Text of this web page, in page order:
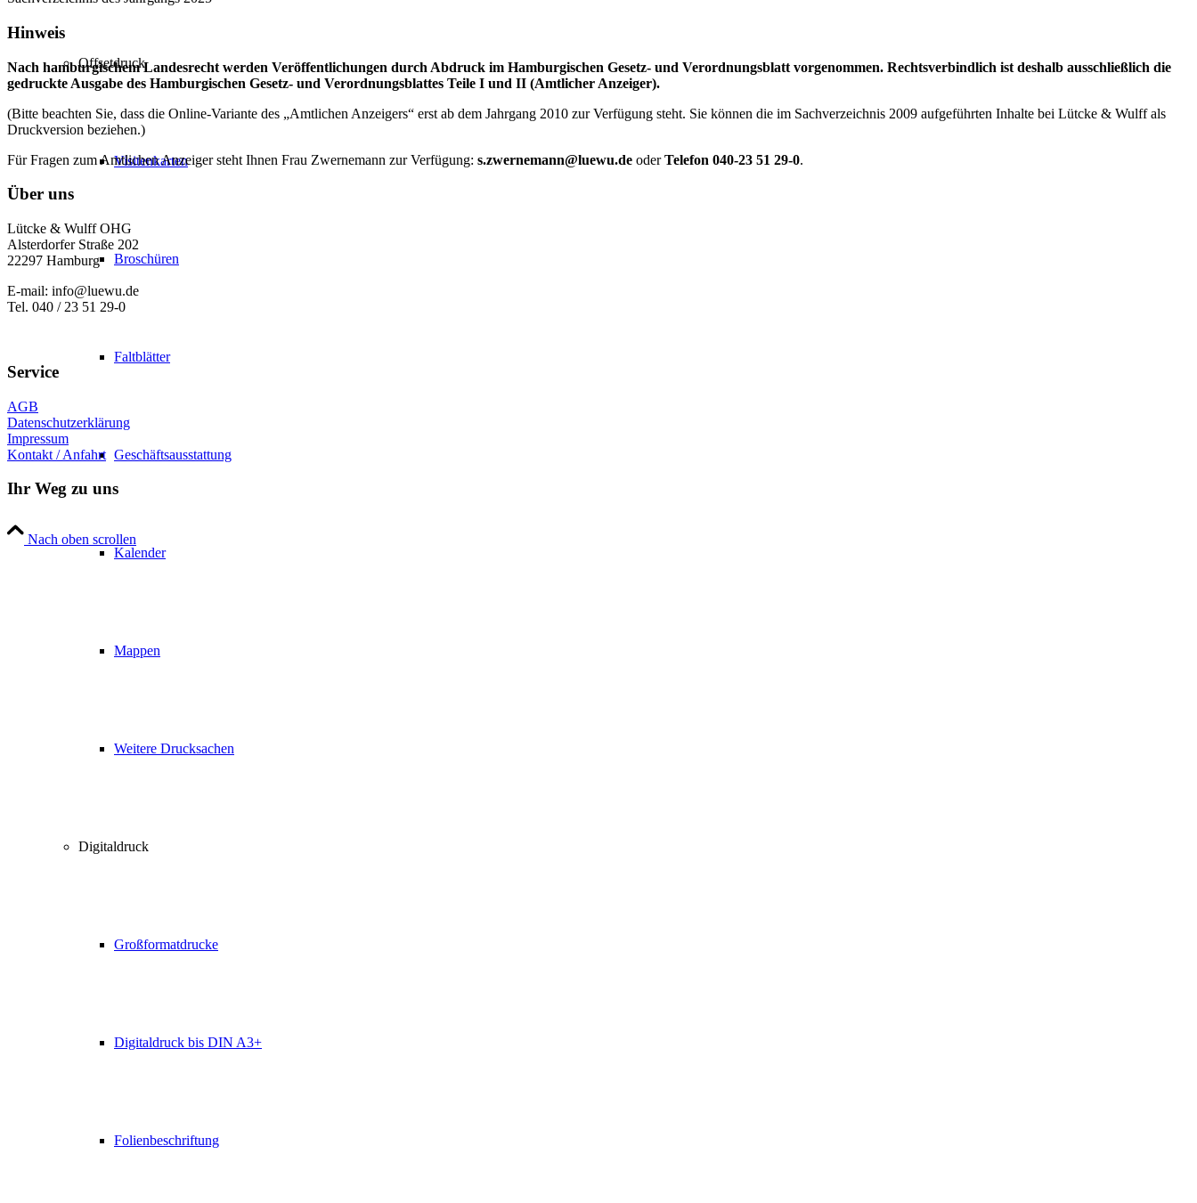
Offsetdruck
Visitenkarten
Broschüren
Faltblätter
Geschäftsausstattung
Kalender
Mappen
Weitere Drucksachen
Digitaldruck
Großformatdrucke
Digitaldruck bis DIN A3+
Folienbeschriftung
Hinweis
Nach hamburgischem Landesrecht werden Veröffentlichungen durch Abdruck im Hamburgischen Gesetz- und Verordnungsblatt vorgenommen. Rechtsverbindlich ist deshalb ausschließlich die
gedruckte Ausgabe des Hamburgischen Gesetz- und Verordnungsblattes Teile I und II (Amtlicher Anzeiger).
(Bitte beachten Sie, dass die Online-Variante des „Amtlichen Anzeigers“ erst ab dem Jahrgang 2010 zur Verfügung steht. Sie können die im Sachverzeichnis 2009 aufgeführten Inhalte bei Lütcke & Wulff als
Druckversion beziehen.)
Für Fragen zum Amtlichen Anzeiger steht Ihnen Frau Zwernemann zur Verfügung: s.zwernemann@luewu.de oderTelefon 040-23 51 29-0.
Über uns
Lütcke & Wulff OHG
Alsterdorfer Straße 202
22297 Hamburg
E-mail: info@luewu.de
Tel. 040 / 23 51 29-0
Service
AGB
Datenschutzerklärung
Impressum
Kontakt / Anfahrt
Ihr Weg zu uns
Nach oben scrollen